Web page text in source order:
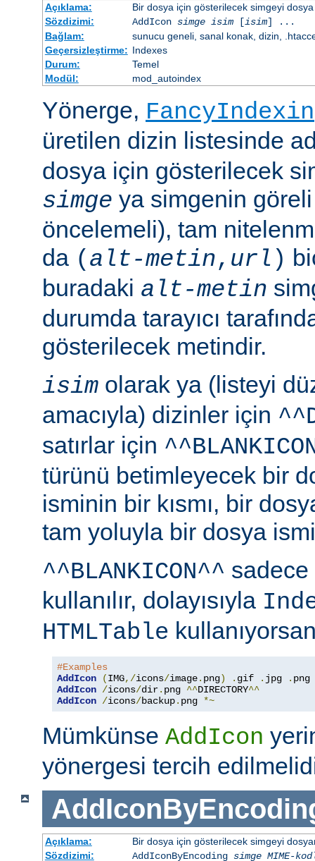
Açıklama:
Bir dosya için gösterilecek simgeyi
Sözdizimi:
AddIcon simge isim[isim] ...
Bağlam:
sunucu geneli, sanal konak, dizin,
Geçersizleştirme: Indexes
Durum:
Temel
Modül:
mod_autoindex
Yönerge,
üretilen dizin listesinde
dosya için gösterilecek
simge ya simgenin göreli
öncelemeli), tam
da ( alt-metin, url )
buradaki alt-metin
durumda tarayıcı
gösterilecek metindir.
isim olarak ya (listeyi
amacıyla) dizinler için
satırlar için
türünü betimleyecek bir
isminin bir kısmı, bir
tam yoluyla bir dosya
^^BLANKICON^^
kullanılır, dolayısıyla
HTMLTable
#Examples
AddIcon
(IMG,/icons/image. png) . gif . jpg .
AddIcon /icons/dir. png ^^DIRECTORY^^
AddIcon /icons/backup. png *~
Mümkünse AddIcon
yönergesi tercih
Açıklama:
Bir dosya için gösterilecek simgeyi
Sözdizimi:
AddIconByEncoding simge MIME-